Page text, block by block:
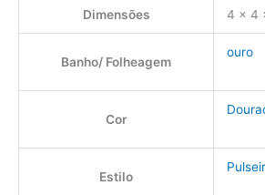
Dimensões 4 × 4
Banho/ Folheagem
ouro
Cor
Estilo